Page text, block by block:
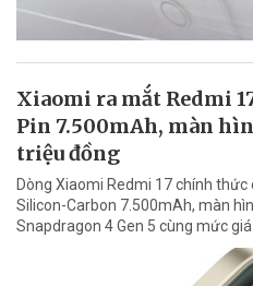
Xiaomi ra mắt Redmi
Pin 7.500mAh, màn
triệu đồng
Dòng Xiaomi Redmi 17 chính thức
Silicon-Carbon 7.500mAh, màn
Snapdragon 4 Gen 5 cùng mức